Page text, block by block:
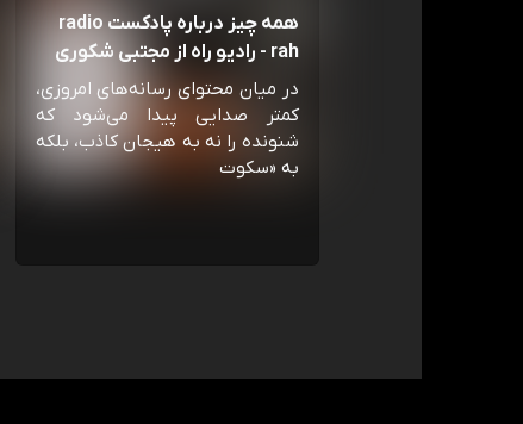
همه چیز درباره پادکست radio
rah - رادیو راه از مجتبی شکوری
در میان محتوای رسانه‌های امروزی،
کمتر صدایی پیدا می‌شود که
شنونده را نه به هیجان کاذب، بلکه
به «سکوت